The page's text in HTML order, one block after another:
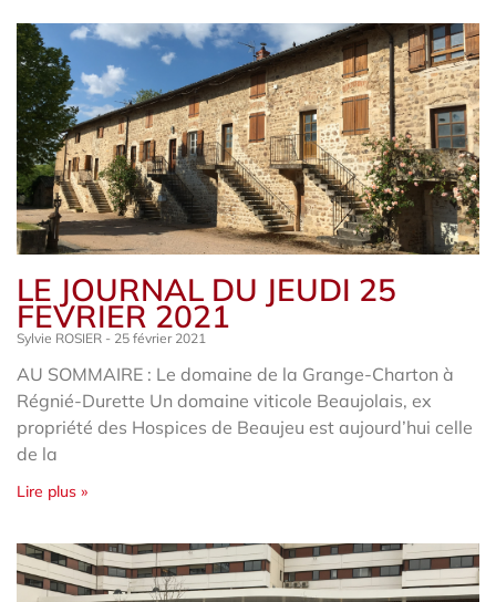
LE JOURNAL DU JEUDI 25
FEVRIER 2021
Sylvie ROSIER 25 février 2021
AU SOMMAIRE : Le domaine de la Grange-Charton à
Régnié-Durette Un domaine viticole Beaujolais, ex
propriété des Hospices de Beaujeu est aujourd’hui celle
de la
Lire plus »